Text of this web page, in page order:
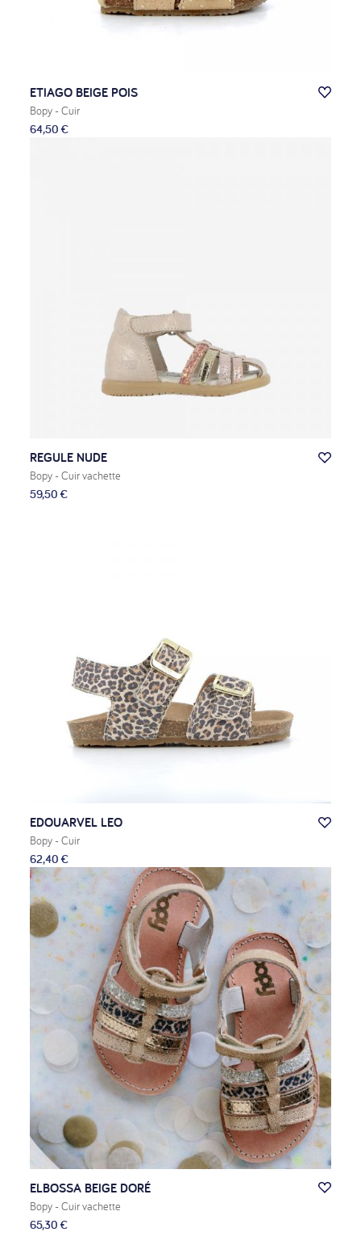
ETIAGO BEIGE POIS
Bopy - Cuir
64,50 €
REGULE NUDE
Bopy - Cuir vachette
59,50 €
EDOUARVEL LEO
Bopy - Cuir
62,40 €
ELBOSSA BEIGE DORÉ
Bopy - Cuir vachette
65,30 €